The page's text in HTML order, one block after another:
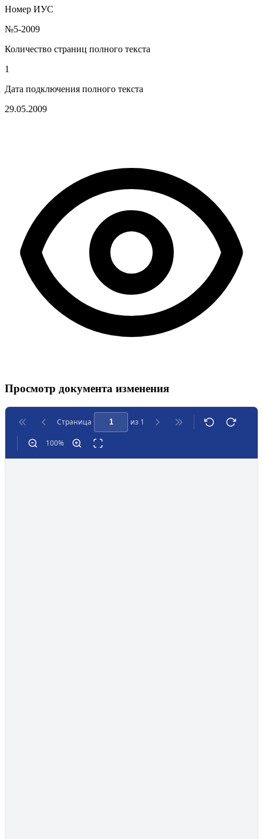
Номер ИУС
№5-2009
Количество страниц полного текста
1
Дата подключения полного текста
29.05.2009
Просмотр документа изменения